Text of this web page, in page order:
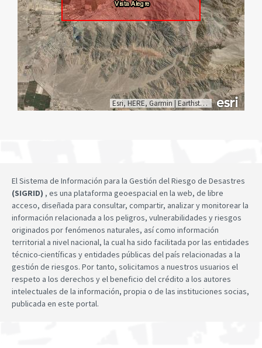
Esri, HERE, Garmin | Earthstar Geographics
El Sistema de Información para la Gestión del Riesgo de Desastres
(SIGRID) , es una plataforma geoespacial en la web, de libre
acceso, diseñada para consultar, compartir, analizar y monitorear la
información relacionada a los peligros, vulnerabilidades y riesgos
originados por fenómenos naturales, así como información
territorial a nivel nacional, la cual ha sido facilitada por las entidades
técnico-científicas y entidades públicas del país relacionadas a la
gestión de riesgos. Por tanto, solicitamos a nuestros usuarios el
respeto a los derechos y el beneficio del crédito a los autores
intelectuales de la información, propia o de las instituciones socias,
publicada en este portal.